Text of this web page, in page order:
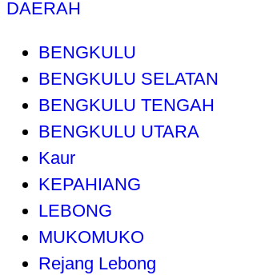
DAERAH
BENGKULU
BENGKULU SELATAN
BENGKULU TENGAH
BENGKULU UTARA
Kaur
KEPAHIANG
LEBONG
MUKOMUKO
Rejang Lebong